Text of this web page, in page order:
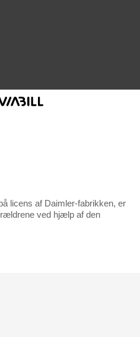
licens af Daimler-fabrikken, er
ved hjælp af den